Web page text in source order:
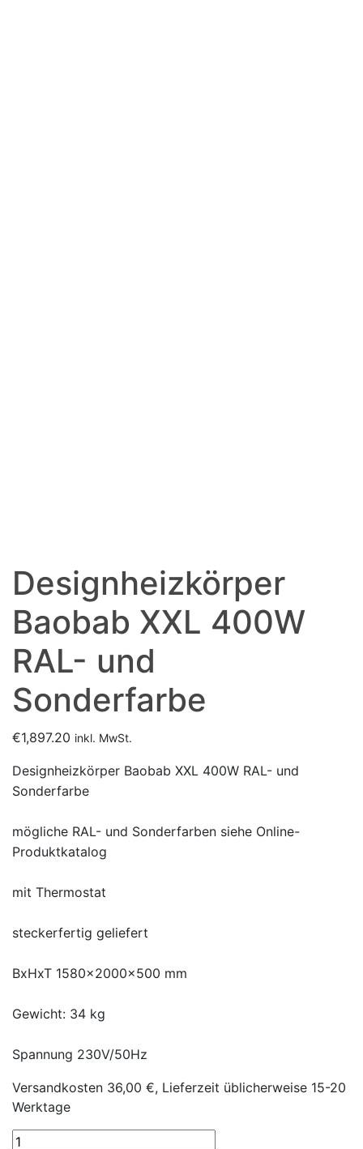
Designheizkörper
Baobab XXL 400W
RAL- und
Sonderfarbe
€1,897.20 inkl. MwSt.
Designheizkörper Baobab XXL 400W RAL- und
Sonderfarbe
mögliche RAL- und Sonderfarben siehe Online-
Produktkatalog
mit Thermostat
steckerfertig geliefert
BxHxT 1580x2000x500 mm
Gewicht: 34 kg
Spannung 230V/50Hz
Versandkosten 36,00 €, Lieferzeit üblicherweise 15-20
Werktage
Designheizkörper